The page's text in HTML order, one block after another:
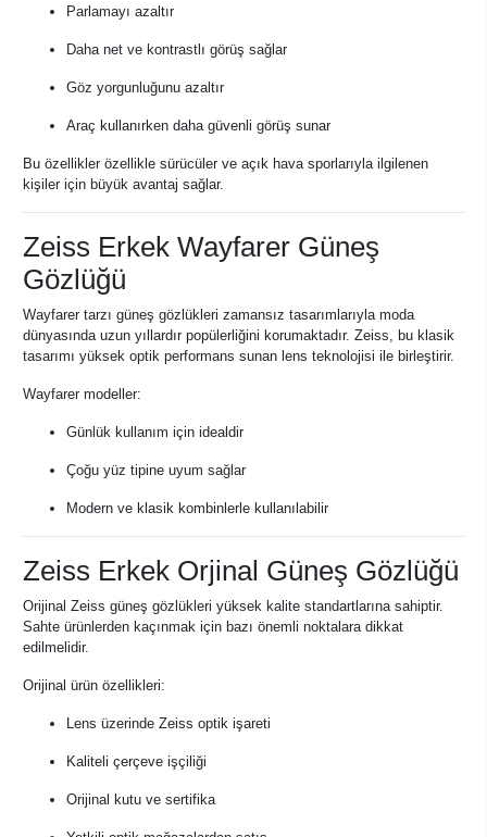
Parlamayı azaltır
Daha net ve kontrastlı görüş sağlar
Göz yorgunluğunu azaltır
Araç kullanırken daha güvenli görüş sunar
Bu özellikler özellikle sürücüler ve açık hava sporlarıyla ilgilenen
kişiler için büyük avantaj sağlar.
Zeiss Erkek Wayfarer Güneş
Gözlüğü
Wayfarer tarzı güneş gözlükleri zamansız tasarımlarıyla moda
dünyasında uzun yıllardır popülerliğini korumaktadır. Zeiss, bu klasik
tasarımı yüksek optik performans sunan lens teknolojisi ile birleştirir.
Wayfarer modeller:
Günlük kullanım için idealdir
Çoğu yüz tipine uyum sağlar
Modern ve klasik kombinlerle kullanılabilir
Zeiss Erkek Orjinal Güneş Gözlüğü
Orijinal Zeiss güneş gözlükleri yüksek kalite standartlarına sahiptir.
Sahte ürünlerden kaçınmak için bazı önemli noktalara dikkat
edilmelidir.
Orijinal ürün özellikleri:
Lens üzerinde Zeiss optik işareti
Kaliteli çerçeve işçiliği
Orijinal kutu ve sertifika